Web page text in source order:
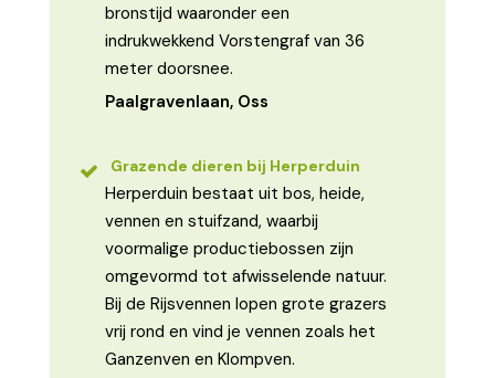
bronstijd waaronder een
indrukwekkend Vorstengraf van 36
meter doorsnee.
Paalgravenlaan, Oss
Grazende dieren bij Herperduin
Herperduin bestaat uit bos, heide,
vennen en stuifzand, waarbij
voormalige productiebossen zijn
omgevormd tot afwisselende natuur.
Bij de Rijsvennen lopen grote grazers
vrij rond en vind je vennen zoals het
Ganzenven en Klompven.